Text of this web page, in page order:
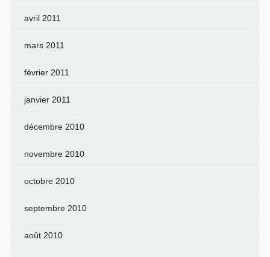
avril 2011
mars 2011
février 2011
janvier 2011
décembre 2010
novembre 2010
octobre 2010
septembre 2010
août 2010